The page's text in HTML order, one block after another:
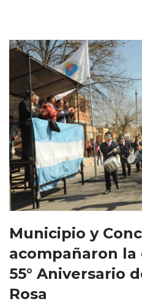
Municipio y
acompañaron
55° Aniversario
Rosa